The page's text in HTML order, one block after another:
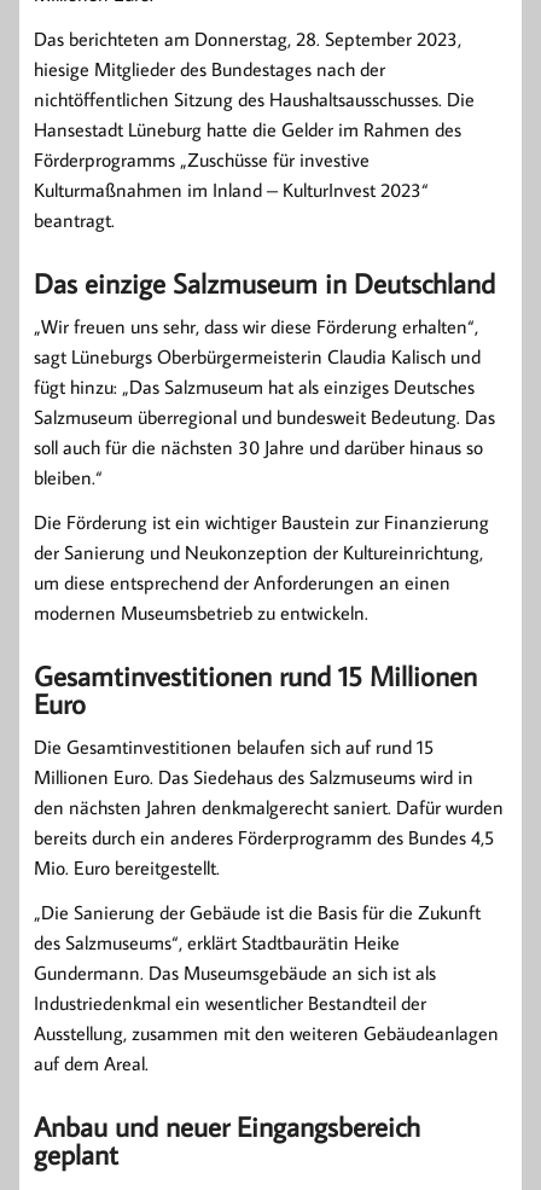
Das berichteten am Donnerstag, 28. September 2023,
hiesige Mitglieder des Bundestages nach der
nichtöffentlichen Sitzung des Haushaltsausschusses. Die
Hansestadt Lüneburg hatte die Gelder im Rahmen des
Förderprogramms „Zuschüsse für investive
Kulturmaßnahmen im Inland – KulturInvest 2023“
beantragt.
Das einzige Salzmuseum in Deutschland
„Wir freuen uns sehr, dass wir diese Förderung erhalten“,
sagt Lüneburgs Oberbürgermeisterin Claudia Kalisch und
fügt hinzu: „Das Salzmuseum hat als einziges Deutsches
Salzmuseum überregional und bundesweit Bedeutung. Das
soll auch für die nächsten 30 Jahre und darüber hinaus so
bleiben.“
Die Förderung ist ein wichtiger Baustein zur Finanzierung
der Sanierung und Neukonzeption der Kultureinrichtung,
um diese entsprechend der Anforderungen an einen
modernen Museumsbetrieb zu entwickeln.
Gesamtinvestitionen rund 15 Millionen
Euro
Die Gesamtinvestitionen belaufen sich auf rund 15
Millionen Euro. Das Siedehaus des Salzmuseums wird in
den nächsten Jahren denkmalgerecht saniert. Dafür wurden
bereits durch ein anderes Förderprogramm des Bundes 4,5
Mio. Euro bereitgestellt.
„Die Sanierung der Gebäude ist die Basis für die Zukunft
des Salzmuseums“, erklärt Stadtbaurätin Heike
Gundermann. Das Museumsgebäude an sich ist als
Industriedenkmal ein wesentlicher Bestandteil der
Ausstellung, zusammen mit den weiteren Gebäudeanlagen
auf dem Areal.
Anbau und neuer Eingangsbereich
geplant